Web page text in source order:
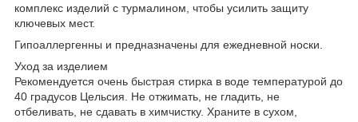
комплекс изделий с турмалином, чтобы усилить защиту
ключевых мест.
Гипоаллергенны и предназначены для ежедневной носки.
Уход за изделием
Рекомендуется очень быстрая стирка в воде температурой до
40 градусов Цельсия. Не отжимать, не гладить, не
отбеливать, не сдавать в химчистку. Храните в сухом,